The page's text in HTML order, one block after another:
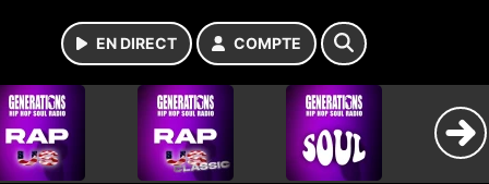
EN DIRECT COMPTE